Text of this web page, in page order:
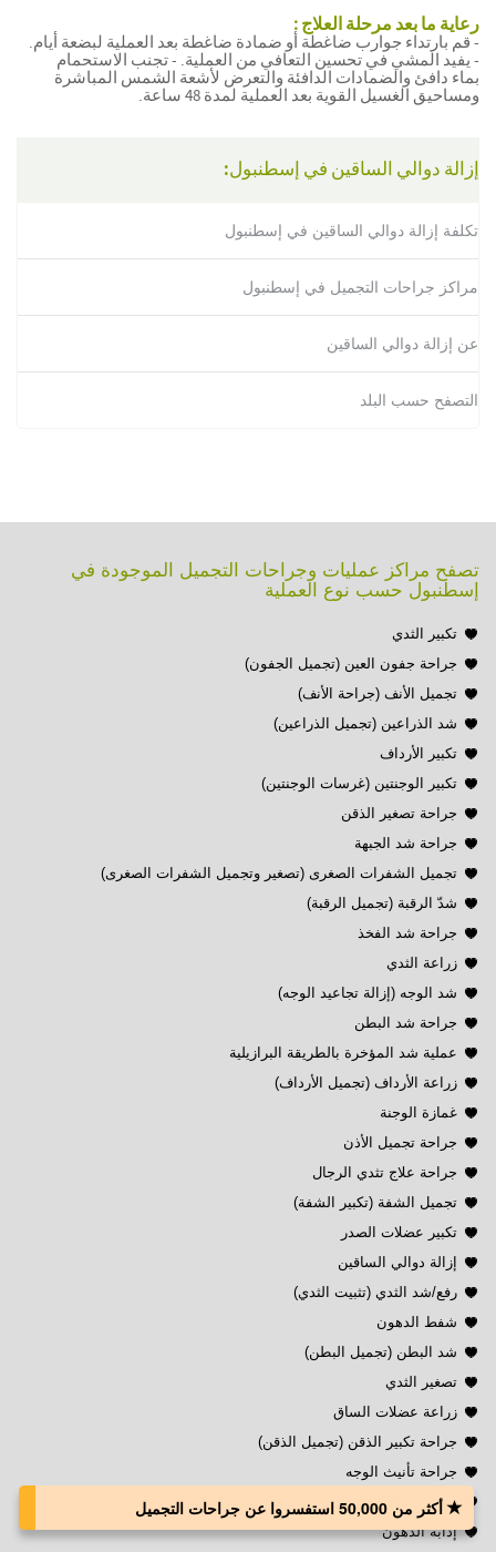
رعاية ما بعد مرحلة العلاج :
- قم بارتداء جوارب ضاغطة أو ضمادة ضاغطة بعد العملية لبضعة أيام.
- يفيد المشي في تحسين التعافي من العملية. - تجنب الاستحمام
بماء دافئ والضمادات الدافئة والتعرض لأشعة الشمس المباشرة
ومساحيق الغسيل القوية بعد العملية لمدة 48 ساعة.
إزالة دوالي الساقين في إسطنبول:
تكلفة إزالة دوالي الساقين في إسطنبول
مراكز جراحات التجميل في إسطنبول
عن إزالة دوالي الساقين
التصفح حسب البلد
تصفح مراكز عمليات وجراحات التجميل الموجودة في
إسطنبول حسب نوع العملية
تكبير الثدي
جراحة جفون العين (تجميل الجفون)
تجميل الأنف (جراحة الأنف)
شد الذراعين (تجميل الذراعين)
تكبير الأرداف
تكبير الوجنتين (غرسات الوجنتين)
جراحة تصغير الذقن
جراحة شد الجبهة
تجميل الشفرات الصغرى (تصغير وتجميل الشفرات الصغرى)
شدّ الرقبة (تجميل الرقبة)
جراحة شد الفخذ
زراعة الثدي
شد الوجه (إزالة تجاعيد الوجه)
جراحة شد البطن
عملية شد المؤخرة بالطريقة البرازيلية
زراعة الأرداف (تجميل الأرداف)
غمازة الوجنة
جراحة تجميل الأذن
جراحة علاج تثدي الرجال
تجميل الشفة (تكبير الشفة)
تكبير عضلات الصدر
إزالة دوالي الساقين
رفع/شد الثدي (تثبيت الثدي)
شفط الدهون
شد البطن (تجميل البطن)
تصغير الثدي
زراعة عضلات الساق
جراحة تكبير الذقن (تجميل الذقن)
جراحة تأنيث الوجه
ترقيع غشاء البكارة (جراحة ترقيع غشاء البكارة)
إذابة الدهون
أكثر من 50,000 استفسروا عن جراحات التجميل